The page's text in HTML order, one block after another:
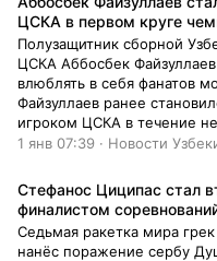
ЦСКА в первом круге
Полузащитник сборной
ЦСКА Аббосбек
влюблять в себя фанатов
Файзуллаев ранее
игроком ЦСКА в течение
месяцев.Узбекский
круге чемпионата России.
1 янв 07:39 · Новости
Стефанос Циципас стал
финалистом
Седьмая ракетка мира
нанёс поражение сербу